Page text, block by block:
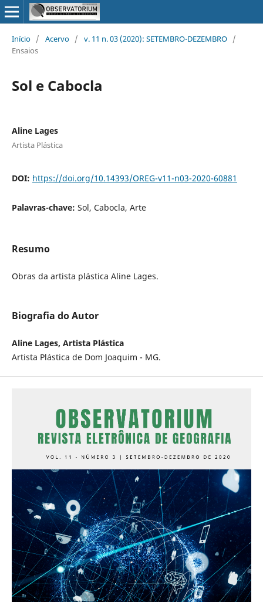
Início / Acervo / v. 11 n. 03 (2020): SETEMBRO-DEZEMBRO /
Ensaios
Sol e Cabocla
Aline Lages
Artista Plástica
DOI: https://doi.org/10.14393/OREG-v11-n03-2020-60881
Palavras-chave: Sol, Cabocla, Arte
Resumo
Obras da artista plástica Aline Lages.
Biografia do Autor
Aline Lages, Artista Plástica
Artista Plástica de Dom Joaquim - MG.